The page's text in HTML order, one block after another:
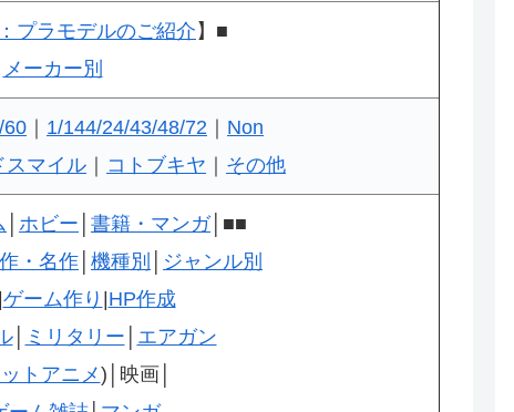
プラモデルのご紹介】■
メーカー別
60 ｜ 1/144/24/43/48/72 ｜ Non
スマイル ｜ コトブキヤ ｜ その他
ホビー 書籍・マンガ│■■
・名作 機種別
ジャンル別
ゲーム作り |HP作成
│ ミリタリー
エアガン
トアニメ)│映画│